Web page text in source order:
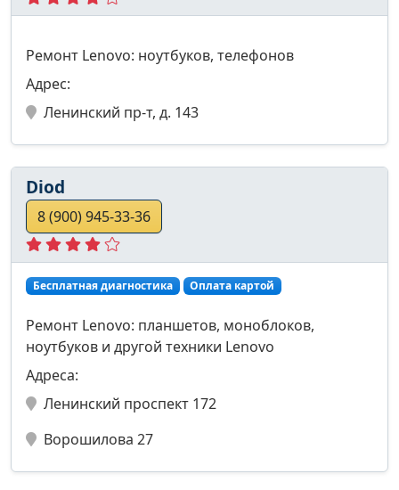
Ремонт Lenovo: ноутбуков, телефонов
Адрес:
Ленинский пр-т, д. 143
Diod
8 (900) 945-33-36
Бесплатная диагностика Оплата картой
Ремонт Lenovo: планшетов, моноблоков,
ноутбуков и другой техники Lenovo
Адреса:
Ленинский проспект 172
Ворошилова 27